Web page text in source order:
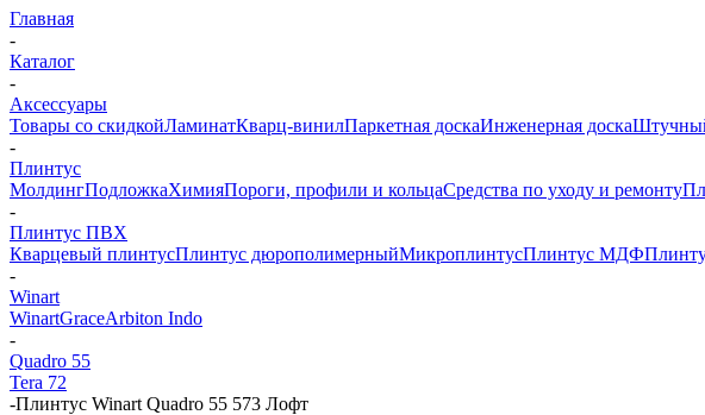
Главная
-
Каталог
-
Аксессуары
Товары со скидкойЛаминатКварц-винилПаркетная доскаИнженерная доска
-
Плинтус
МолдингПодложкаХимияПороги, профили и кольцаСредства по уходу и ремонту
-
Плинтус ПВХ
Кварцевый плинтусПлинтус дюрополимерныйМикроплинтусПлинтус МДФ
-
Winart
WinartGraceArbiton Indo
-
Quadro 55
Tera 72
-Плинтус Winart Quadro 55 573 Лофт